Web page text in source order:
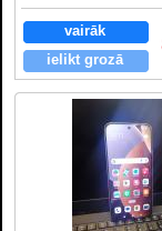
vairāk
ielikt grozā